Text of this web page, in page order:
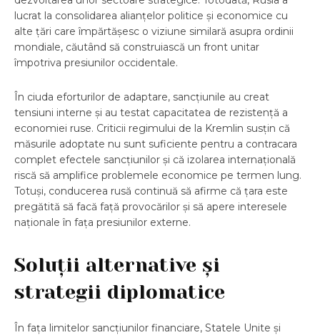
lucrat la consolidarea alianțelor politice și economice cu
alte țări care împărtășesc o viziune similară asupra ordinii
mondiale, căutând să construiască un front unitar
împotriva presiunilor occidentale.
În ciuda eforturilor de adaptare, sancțiunile au creat
tensiuni interne și au testat capacitatea de rezistență a
economiei ruse. Criticii regimului de la Kremlin susțin că
măsurile adoptate nu sunt suficiente pentru a contracara
complet efectele sancțiunilor și că izolarea internațională
riscă să amplifice problemele economice pe termen lung.
Totuși, conducerea rusă continuă să afirme că țara este
pregătită să facă față provocărilor și să apere interesele
naționale în fața presiunilor externe.
Soluții alternative și
strategii diplomatice
În fața limitelor sancțiunilor financiare, Statele Unite și